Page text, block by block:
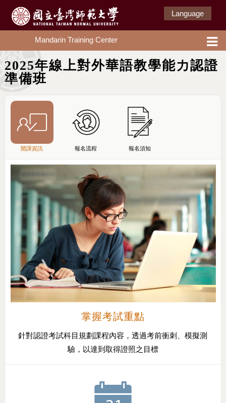
Language
Mandarin Training Center
2025年線上對外華語教學能力認證
準備班
開課資訊 報名流程 報名須知
掌握考試重點
針對認證考試科目規劃課程內容，透過考前衝刺、模擬測
驗，以達到取得證照之目標